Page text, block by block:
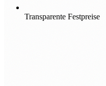
Transparente Festpreise